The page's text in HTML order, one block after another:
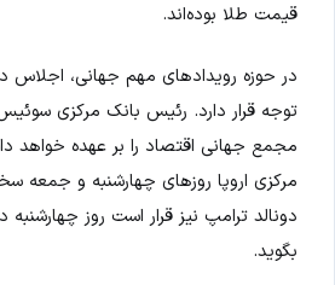
قیمت طلا بوده‌اند.
در حوزه رویدادهای مهم جهانی، اجلاس
توجه قرار دارد. رئیس بانک مرکزی
مجمع جهانی اقتصاد را بر عهده خواهد
مرکزی اروپا روزهای چهارشنبه و جمعه
دونالد ترامپ نیز قرار است روز
بگوید.